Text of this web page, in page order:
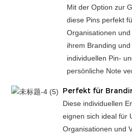
Mit der Option zur
diese Pins perfekt
Organisationen
ihrem Branding
individuellen Pin-
persönliche Note
Perfekt für
Diese individuellen
eignen sich ideal für
Organisationen und